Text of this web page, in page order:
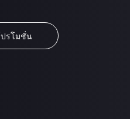
รโมชั่น